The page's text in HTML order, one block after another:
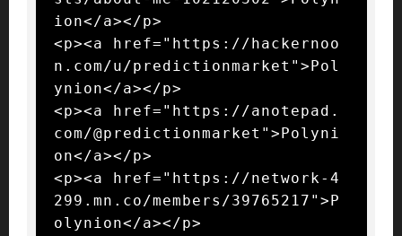
ion</a></p>
<p><a href="https://hackernoo
n.com/u/predictionmarket">Pol
ynion</a></p>
<p><a href="https://anotepad.
com/@predictionmarket">Polyni
on</a></p>
<p><a href="https://network-4
299.mn.co/members/39765217">P
olynion</a></p>